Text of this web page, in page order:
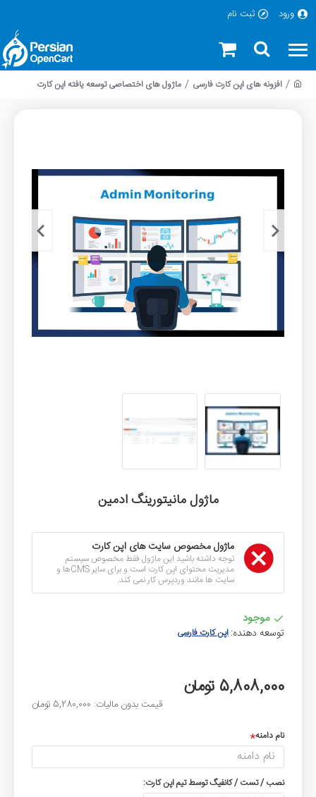
ورود ثبت نام
افزونه های اپن کارت فارسی ماژول های اختصاصی توسعه یافته اپن کارت
ماژول مانیتورینگ ادمین
ماژول مخصوص سایت های اپن کارت
توجه داشته باشید این ماژول فقط مخصوص سیستم
مدیریت محتوای اپن کارت است و برای سایر CMSها و
سایت ها مانند وردپرس کار نمی کند.
موجود
توسعه دهنده: اپن کارت فارسی
5,808,000 تومان
قیمت بدون مالیات: 5,280,000 تومان
نام دامنه
نصب / تست / کانفیگ توسط تیم اپن کارت: